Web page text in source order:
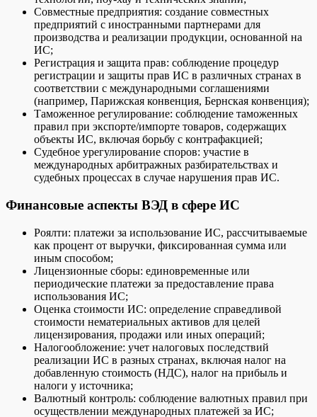
Совместные предприятия: создание совместных
предприятий с иностранными партнерами для
производства и реализации продукции, основанной на
ИС;
Регистрация и защита прав: соблюдение процедур
регистрации и защиты прав ИС в различных странах в
соответствии с международными соглашениями
(например, Парижская конвенция, Бернская конвенция);
Таможенное регулирование: соблюдение таможенных
правил при экспорте/импорте товаров, содержащих
объекты ИС, включая борьбу с контрафакцией;
Судебное урегулирование споров: участие в
международных арбитражных разбирательствах и
судебных процессах в случае нарушения прав ИС.
Финансовые аспекты ВЭД в сфере ИС
Роялти: платежи за использование ИС, рассчитываемые
как процент от выручки, фиксированная сумма или
иным способом;
Лицензионные сборы: единовременные или
периодические платежи за предоставление права
использования ИС;
Оценка стоимости ИС: определение справедливой
стоимости нематериальных активов для целей
лицензирования, продажи или иных операций;
Налогообложение: учет налоговых последствий
реализации ИС в разных странах, включая налог на
добавленную стоимость (НДС), налог на прибыль и
налоги у источника;
Валютный контроль: соблюдение валютных правил при
осуществлении международных платежей за ИС;